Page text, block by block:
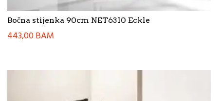
Bočna stijenka 90cm NET6310 Eckle
443,00BAM